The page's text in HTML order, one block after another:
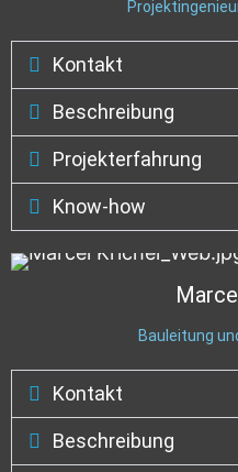
Kontakt
Beschreibung
Projekterfahrung
Know-how
Bauleitung
Kontakt
Beschreibung